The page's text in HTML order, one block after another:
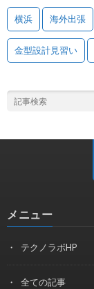
横浜 海外出張
金型設計見習い
メニュー
テクノラボHP
全ての記事